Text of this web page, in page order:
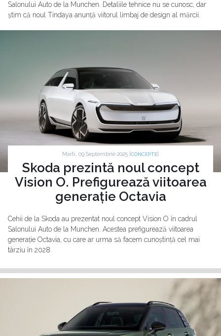
Salonului Auto de la Munchen. Detaliile tehnice nu se cunosc, dar
știm că noul Tindaya anunță viitorul limbaj de design al mărcii.
Marti, 09 Septembrie 2025 | CONCEPTE
Skoda prezintă noul concept
Vision O. Prefigurează viitoarea
generație Octavia
Cehii de la Skoda au prezentat noul concept Vision O în cadrul
Salonului Auto de la Munchen. Acestea prefigurează viitoarea
generație Octavia, cu care ar urma să facem cunoștință cel mai
târziu în 2028.